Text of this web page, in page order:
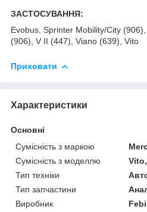
ЗАСТОСУВАННЯ:
Evobus, Sprinter Mobility/City
(906), V II (447), Viano (639), Vito
Приховати
Характеристики
Основні
Сумісність з маркою
Сумісність з моделлю
Тип техніки
Тип запчастини
Виробник